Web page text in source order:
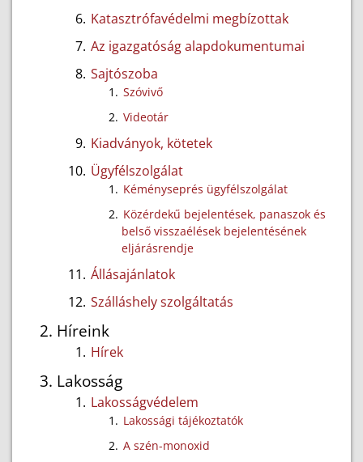
Katasztrófavédelmi megbízottak
Az igazgatóság alapdokumentumai
Sajtószoba
Szóvivő
Videotár
Kiadványok, kötetek
Ügyfélszolgálat
Kéményseprés ügyfélszolgálat
Közérdekű bejelentések, panaszok és
belső visszaélések bejelentésének
eljárásrendje
Állásajánlatok
Szálláshely szolgáltatás
Híreink
Hírek
Lakosság
Lakosságvédelem
Lakossági tájékoztatók
A szén-monoxid